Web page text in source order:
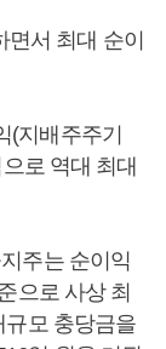
서 최대 순이
(지배주주기
로 역대 최대
주는 순이익
으로 사상 최
규모 충당금을